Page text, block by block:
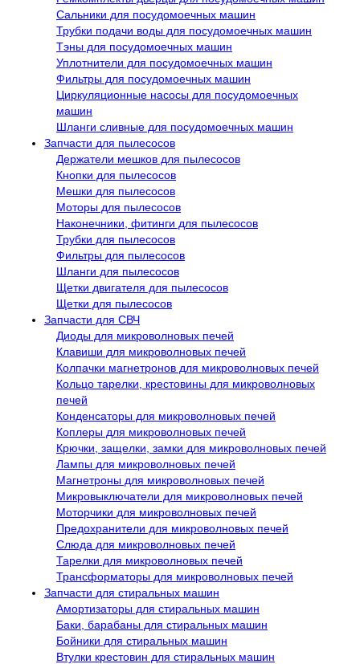
Сальники для посудомоечных машин
Трубки подачи воды для посудомоечных машин
Тэны для посудомоечных машин
Уплотнители для посудомоечных машин
Фильтры для посудомоечных машин
Циркуляционные насосы для посудомоечных
машин
Шланги сливные для посудомоечных машин
Запчасти для пылесосов
Держатели мешков для пылесосов
Кнопки для пылесосов
Мешки для пылесосов
Моторы для пылесосов
Наконечники, фитинги для пылесосов
Трубки для пылесосов
Фильтры для пылесосов
Шланги для пылесосов
Щетки двигателя для пылесосов
Щетки для пылесосов
Запчасти для СВЧ
Диоды для микроволновых печей
Клавиши для микроволновых печей
Колпачки магнетронов для микроволновых печей
Кольцо тарелки, крестовины для микроволновых
печей
Конденсаторы для микроволновых печей
Коплеры для микроволновых печей
Крючки, защелки, замки для микроволновых печей
Лампы для микроволновых печей
Магнетроны для микроволновых печей
Микровыключатели для микроволновых печей
Моторчики для микроволновых печей
Предохранители для микроволновых печей
Слюда для микроволновых печей
Тарелки для микроволновых печей
Трансформаторы для микроволновых печей
Запчасти для стиральных машин
Амортизаторы для стиральных машин
Баки, барабаны для стиральных машин
Бойники для стиральных машин
Втулки крестовин для стиральных машин